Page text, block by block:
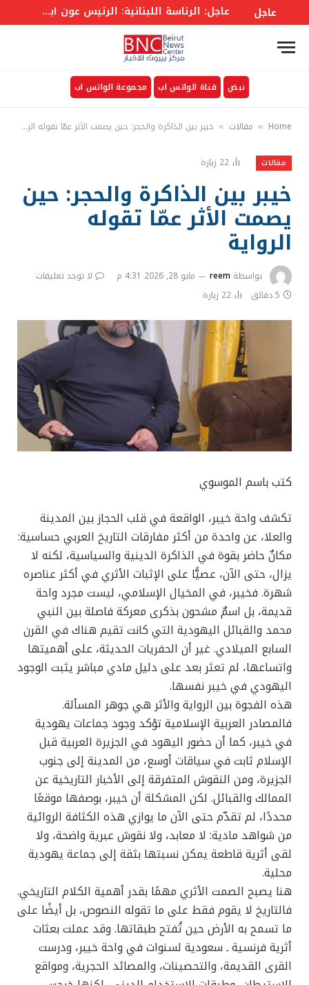
عاجل عاجل: وزير الخزانة الأمريكي: ربما نشهد اليوم أو غدا اتفاقا يفتح مضيق هرمز من 30 لـ60 يوما وحينها ستنخفض أسعار الطاقة
نبض قناة الواتس اب مجموعة الواتس اب
Home
» مقالات » خيبر بين الذاكرة والحجر: حين يصمت الأثر عمّا تقوله الرواية
مقالات 22 زيارة
خيبر بين الذاكرة والحجر: حين
يصمت الأثر عمّا تقوله
الرواية
بواسطة reem مايو 28, 2026 4:31 م
لا توجد تعليقات
5 دقائق
22 زيارة
كتب باسم الموسوي
تكشف واحة خيبر، الواقعة في قلب الحجاز بين المدينة
والعلا، عن واحدة من أكثر مفارقات التاريخ العربي حساسية:
مكانٌ حاضر بقوة في الذاكرة الدينية والسياسية، لكنه لا
يزال، حتى الآن، عصيًّا على الإثبات الأثري في أكثر عناصره
شهرة. فخيبر، في المخيال الإسلامي، ليست مجرد واحة
قديمة، بل اسمٌ مشحون بذكرى معركة فاصلة بين النبي
محمد والقبائل اليهودية التي كانت تقيم هناك في القرن
السابع الميلادي. غير أن الحفريات الحديثة، على أهميتها
واتساعها، لم تعثر بعد على دليل مادي مباشر يثبت الوجود
اليهودي في خيبر نفسها.
هذه الفجوة بين الرواية والأثر هي جوهر المسألة.
فالمصادر العربية الإسلامية تؤكد وجود جماعات يهودية
في خيبر، كما أن حضور اليهود في الجزيرة العربية قبل
الإسلام ثابت في سياقات أوسع، من المدينة إلى جنوب
الجزيرة، ومن النقوش المتفرقة إلى الأخبار التاريخية عن
الممالك والقبائل. لكن المشكلة أن خيبر، بوصفها موقعًا
محددًا، لم تقدّم حتى الآن ما يوازي هذه الكثافة الروائية
من شواهد مادية: لا معابد، ولا نقوش عبرية واضحة، ولا
لقى أثرية قاطعة يمكن نسبتها بثقة إلى جماعة يهودية
محلية.
هنا يصبح الصمت الأثري مهمًا بقدر أهمية الكلام التاريخي.
فالتاريخ لا يقوم فقط على ما تقوله النصوص، بل أيضًا على
ما تسمح به الأرض حين تُفتح طبقاتها. وقد عملت بعثات
أثرية فرنسية ـ سعودية لسنوات في واحة خيبر، ودرست
القرى القديمة، والتحصينات، والمصائد الحجرية، ومواقع